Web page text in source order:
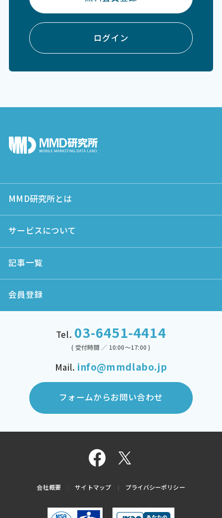
ログイン
MMD研究所とは
サービスについて
記事一覧
会員登録
Tel. 03-6451-4414
( 受付時間 ／ 10:00～17:00 )
Mail. info@mmdlabo.jp
フォームからお問い合わせ
会社概要 サイトマップ プライバシーポリシー